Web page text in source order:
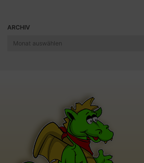
ARCHIV
Archiv